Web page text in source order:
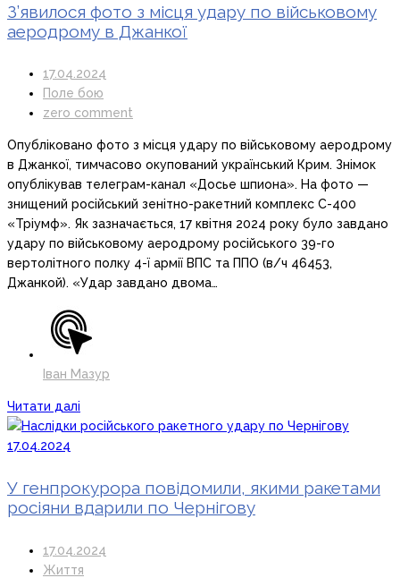
З’явилося фото з місця удару по військовому
аеродрому в Джанкої
17.04.2024
Поле бою
zero comment
Опубліковано фото з місця удару по військовому аеродрому
в Джанкої, тимчасово окупований український Крим. Знімок
опублікував телеграм-канал «Досье шпиона». На фото —
знищений російський зенітно-ракетний комплекс С-400
«Тріумф». Як зазначається, 17 квітня 2024 року було завдано
удару по військовому аеродрому російського 39-го
вертолітного полку 4-ї армії ВПС та ППО (в/ч 46453,
Джанкой). «Удар завдано двома…
Іван Мазур
Читати далі
У генпрокурора повідомили, якими ракетами
росіяни вдарили по Чернігову
17.04.2024
Життя